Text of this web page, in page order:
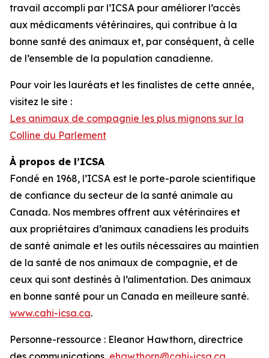
travail accompli par l’ICSA pour améliorer l’accès
aux médicaments vétérinaires, qui contribue à la
bonne santé des animaux et, par conséquent, à celle
de l’ensemble de la population canadienne.
Pour voir les lauréats et les finalistes de cette année,
visitez le site :
Les animaux de compagnie les plus mignons sur la
Colline du Parlement
À propos de l’ICSA
Fondé en 1968, l’ICSA est le porte-parole scientifique
de confiance du secteur de la santé animale au
Canada. Nos membres offrent aux vétérinaires et
aux propriétaires d’animaux canadiens les produits
de santé animale et les outils nécessaires au maintien
de la santé de nos animaux de compagnie, et de
ceux qui sont destinés à l’alimentation. Des animaux
en bonne santé pour un Canada en meilleure santé.
www.cahi-icsa.ca.
Personne-ressource : Eleanor Hawthorn, directrice